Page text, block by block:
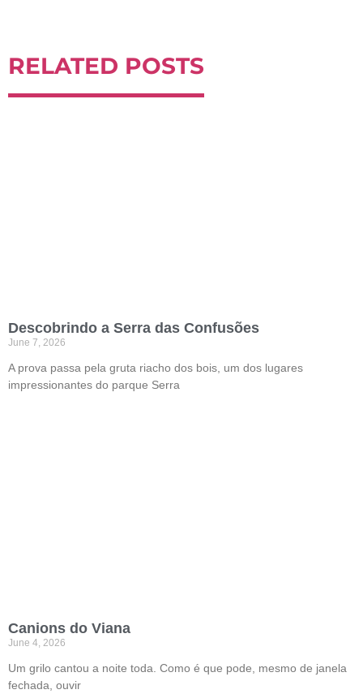
RELATED POSTS
Descobrindo a Serra das Confusões
June 7, 2026
A prova passa pela gruta riacho dos bois, um dos lugares
impressionantes do parque Serra
Canions do Viana
June 4, 2026
Um grilo cantou a noite toda. Como é que pode, mesmo de janela
fechada, ouvir